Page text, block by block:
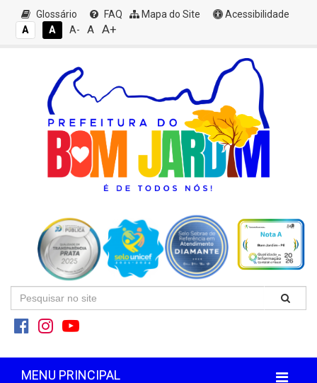
Glossário FAQ Mapa do Site
Acessibilidade
A
A A- A A+
MENU PRINCIPAL